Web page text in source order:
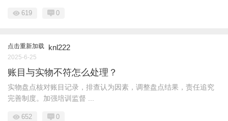
619 0
点击重新加载 knl222
2025-6-25
账目与实物不符怎么处理？
实物盘点核对账目记录，排查认为因素，调整盘点结果，责任追究
完善制度。加强培训监督 ...
652 0